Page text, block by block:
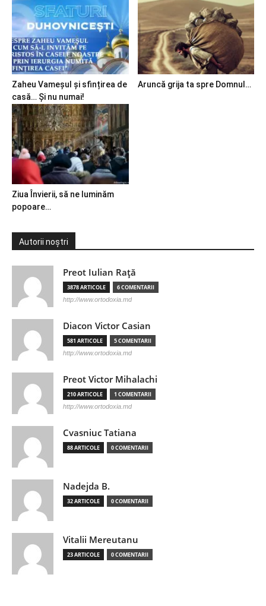
Zaheu Vameșul și sfințirea de
casă… Și nu numai!
Aruncă grija ta spre Domnul…
Ziua Învierii, să ne luminăm
popoare…
Autorii noștri
Preot Iulian Raţă
3878 ARTICOLE 6 COMENTARII
http://www.ortodoxia.md
Diacon Victor Casian
581 ARTICOLE 5 COMENTARII
http://www.ortodoxia.md
Preot Victor Mihalachi
210 ARTICOLE 1 COMENTARII
http://www.ortodoxia.md
Cvasniuc Tatiana
88 ARTICOLE 0 COMENTARII
Nadejda B.
32 ARTICOLE 0 COMENTARII
Vitalii Mereutanu
23 ARTICOLE 0 COMENTARII